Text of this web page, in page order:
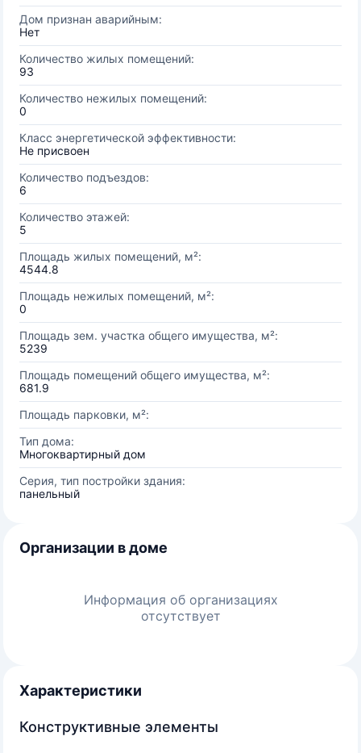
Дом признан аварийным:
Нет
Количество жилых помещений:
93
Количество нежилых помещений:
0
Класс энергетической эффективности:
Не присвоен
Количество подъездов:
6
Количество этажей:
5
Площадь жилых помещений, м²:
4544.8
Площадь нежилых помещений, м²:
0
Площадь зем. участка общего имущества, м²:
5239
Площадь помещений общего имущества, м²:
681.9
Площадь парковки, м²:
Тип дома:
Многоквартирный дом
Серия, тип постройки здания:
панельный
Организации в доме
Информация об организациях
отсутствует
Характеристики
Конструктивные элементы